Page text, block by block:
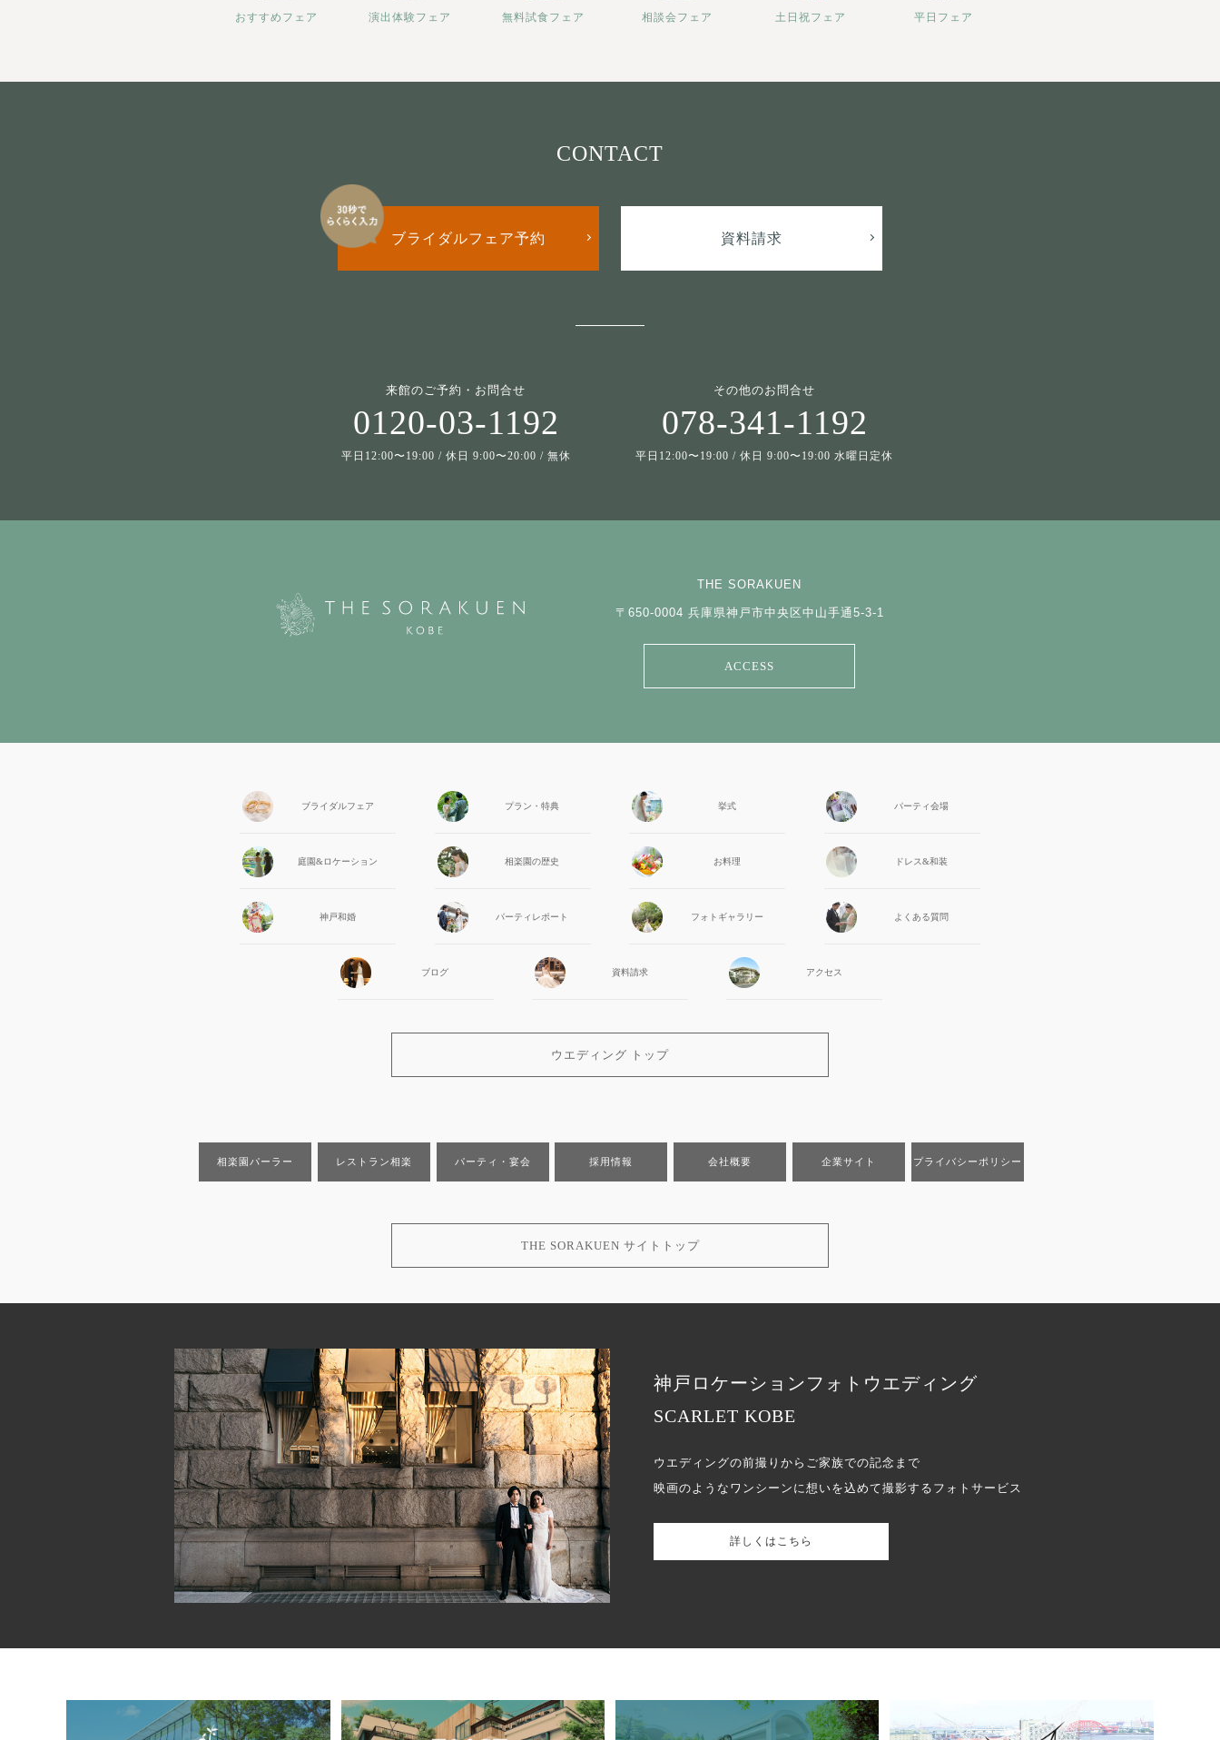
おすすめフェア 演出体験フェア 無料試食フェア 相談会フェア 土日祝フェア 平日フェア
CONTACT
ブライダルフェア予約 資料請求
来館のご予約・お問合せ
0120-03-1192
平日12:00〜19:00 / 休日 9:00〜20:00 / 無休
その他のお問合せ
078-341-1192
平日12:00〜19:00 / 休日 9:00〜19:00 水曜日定休
THE SORAKUEN
〒650-0004 兵庫県神戸市中央区中山手通5-3-1
ACCESS
ブライダルフェア プラン・特典 挙式 パーティ会場
庭園&ロケーション 相楽園の歴史 お料理 ドレス&和装
神戸和婚 パーティ レポート フォト ギャラリー よくある質問
ブログ 資料請求 アクセス
ウエディング トップ
相楽園パーラー レストラン相楽 パーティ・宴会 採用情報 会社概要 企業サイト プライバシーポリシー
THE SORAKUEN サイトトップ
神戸ロケーションフォトウエディング
SCARLET KOBE
ウエディングの前撮りからご家族での記念まで
映画のようなワンシーンに想いを込めて撮影するフォトサービス
詳しくはこちら